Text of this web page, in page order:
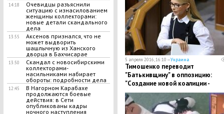
14:18
Очевидцы разъяснили
ситуацию с изнасилованием
женщины коллекторами:
новые детали скандального
дела
13:55
Аксенов признался, что не
может выдворить
шашлычную из Ханского
дворца в Бахчисарае
13:50
Скандал с новосибирскими
коллекторами-
насильниками набирает
обороты: подробности дела
12:45
В Нагорном Карабахе
продолжаются боевые
действия: в Сети
опубликованы кадры
ночного наступления
5 апреля 2016, 16:10 —Украина
Тимошенко переводит
"Батькивщину" в оппозицию:
"Создание новой коалиции -
процесс бесперспективный"